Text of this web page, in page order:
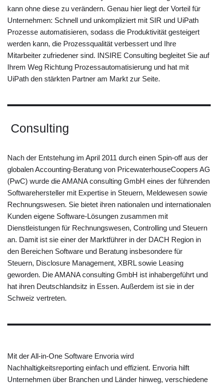
kann ohne diese zu verändern. Genau hier liegt der Vorteil für
Unternehmen: Schnell und unkompliziert mit SIR und UiPath
Prozesse automatisieren, sodass die Produktivität gesteigert
werden kann, die Prozessqualität verbessert und Ihre
Mitarbeiter zufriedener sind. INSIRE Consulting begleitet Sie auf
Ihrem Weg Richtung Prozessautomatisierung und hat mit
UiPath den stärkten Partner am Markt zur Seite.
Consulting
Nach der Entstehung im April 2011 durch einen Spin-off aus der
globalen Accounting-Beratung von PricewaterhouseCoopers AG
(PwC) wurde die AMANA consulting GmbH eines der führenden
Softwarehersteller mit Expertise in Steuern, Meldewesen sowie
Rechnungswesen. Sie bietet ihren nationalen und internationalen
Kunden eigene Software-Lösungen zusammen mit
Dienstleistungen für Rechnungswesen, Controlling und Steuern
an. Damit ist sie einer der Marktführer in der DACH Region in
den Bereichen Software und Beratung insbesondere für
Steuern, Disclosure Management, XBRL sowie Leasing
geworden. Die AMANA consulting GmbH ist inhabergeführt und
hat ihren Deutschlandsitz in Essen. Außerdem ist sie in der
Schweiz vertreten.
Mit der All-in-One Software Envoria wird
Nachhaltigkeitsreporting einfach und effizient. Envoria hilft
Unternehmen über Branchen und Länder hinweg, verschiedene